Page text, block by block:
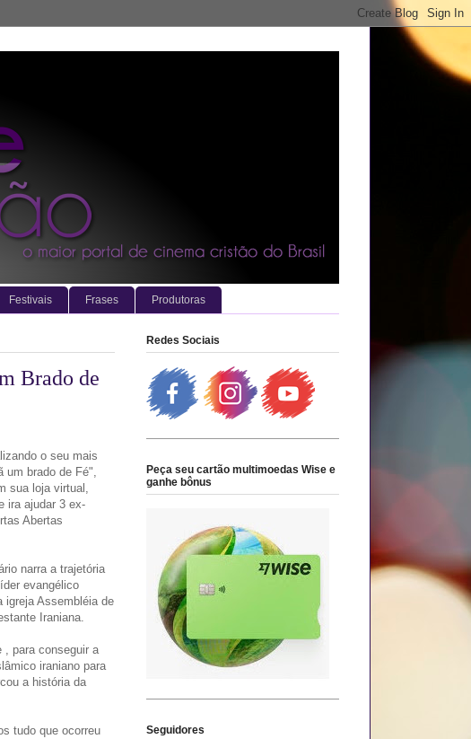
Festivais Frases Produtoras
Brado de
o seu mais
um brado de Fé",
sua loja virtual,
ira ajudar 3 ex-
Abertas
narra a trajetória
evangélico
igreja Assembléia de
Iraniana.
, para conseguir a
iraniano para
a história da
tudo que ocorreu
Redes Sociais
Peça seu cartão multimoedas Wise e
ganhe bônus
Seguidores